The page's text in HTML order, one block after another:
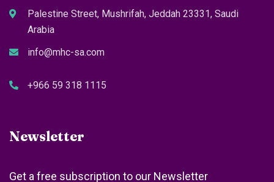
Palestine Street, Mushrifah, Jeddah 23331, Saudi
Arabia
info@mhc-sa.com
+966 59 318 1115
Newsletter
Get a free subscription to our Newsletter